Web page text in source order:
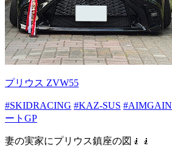
プリウス ZVW55
#SKIDRACING #KAZ-SUS #AIMGAIN
ートGP
妻の実家にプリウス鎮座の図🧎🧎